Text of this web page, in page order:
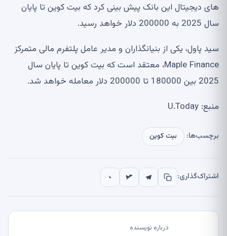
های دیجیتال این بانک پیش بینی کرد که بیت کوین تا پایان
سال 2025 به 200000 دلار خواهد رسید.
سید پاول، یکی از بنیانگذاران و مدیر عامل پلتفرم مالی متمرکز
Maple Finance، معتقد است که بیت کوین تا پایان سال
2025 بین 180000 تا 200000 دلار معامله خواهد شد.
منبع: U.Today
برچسب‌ها: بیت کوین
اشتراک‌گذاری:
درباره نویسنده